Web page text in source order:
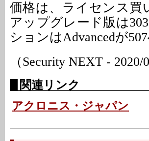
価格は、ライセンス買
アップグレード版は
ションはAdvancedが
（Security NEXT - 2020/
関連リンク
アクロニス・ジャパン